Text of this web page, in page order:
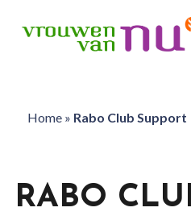
Home» Rabo Club Support
RABO